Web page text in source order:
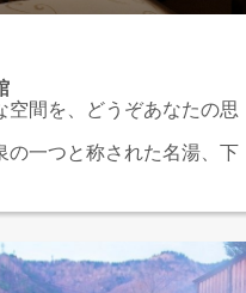
空間を、どうぞあなたの思
の一つと称された名湯、下
本文化を大切に心を尽くす
かになりますよう、今日